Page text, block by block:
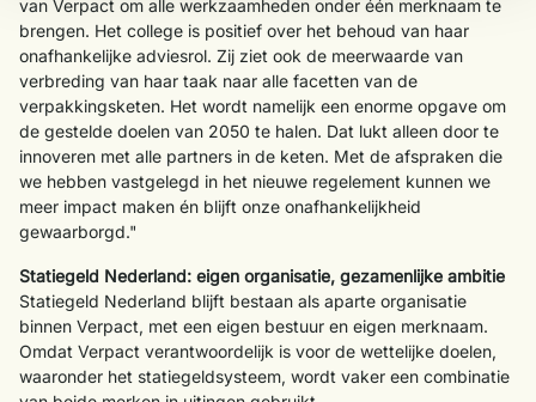
van Verpact om alle werkzaamheden onder één merknaam te
brengen. Het college is positief over het behoud van haar
onafhankelijke adviesrol. Zij ziet ook de meerwaarde van
verbreding van haar taak naar alle facetten van de
verpakkingsketen. Het wordt namelijk een enorme opgave om
de gestelde doelen van 2050 te halen. Dat lukt alleen door te
innoveren met alle partners in de keten. Met de afspraken die
we hebben vastgelegd in het nieuwe regelement kunnen we
meer impact maken én blijft onze onafhankelijkheid
gewaarborgd."
Statiegeld Nederland: eigen organisatie, gezamenlijke ambitie
Statiegeld Nederland blijft bestaan als aparte organisatie
binnen Verpact, met een eigen bestuur en eigen merknaam.
Omdat Verpact verantwoordelijk is voor de wettelijke doelen,
waaronder het statiegeldsysteem, wordt vaker een combinatie